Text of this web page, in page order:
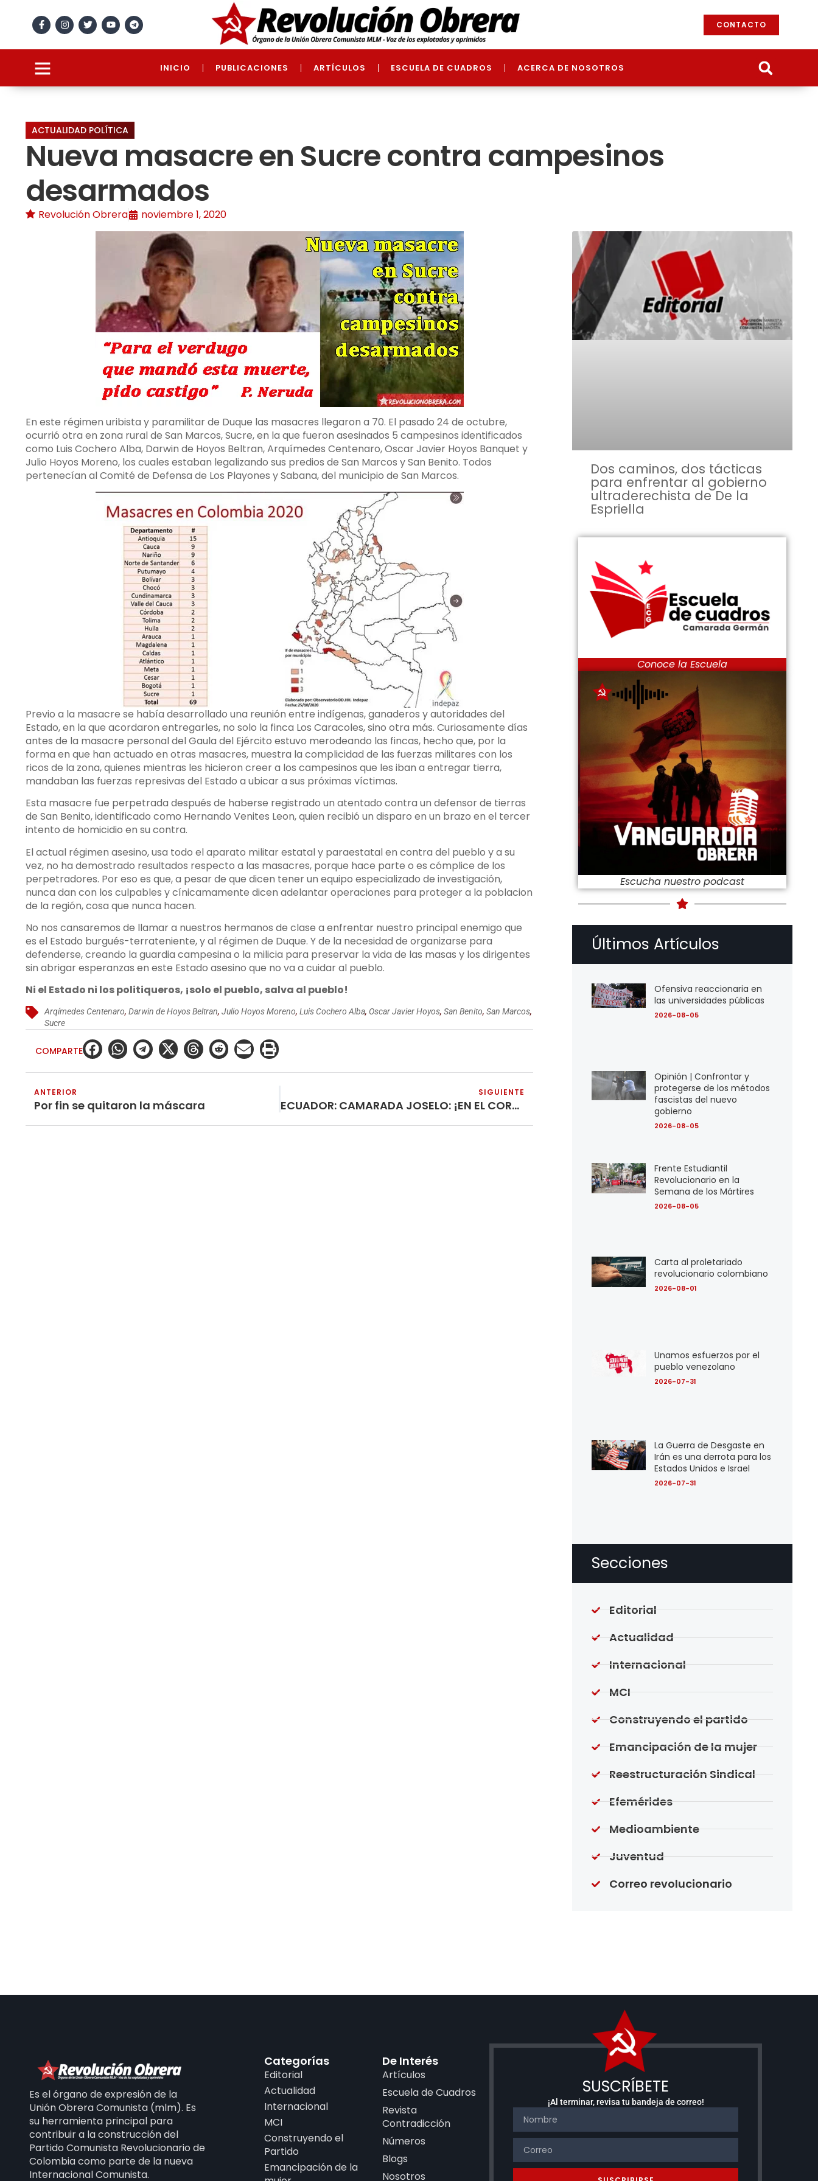
CONTACTO
INICIO PUBLICACIONES ARTÍCULOS ESCUELA DE CUADROS ACERCA DE NOSOTROS
ACTUALIDAD POLÍTICA
Nueva masacre en Sucre contra campesinos
desarmados
Revolución Obrera noviembre 1, 2020
En este régimen uribista y paramilitar de Duque las masacres llegaron a 70. El pasado 24 de octubre,
ocurrió otra en zona rural de San Marcos, Sucre, en la que fueron asesinados 5 campesinos identificados
como Luis Cochero Alba, Darwin de Hoyos Beltran, Arquímedes Centenaro, Oscar Javier Hoyos Banquet y
Julio Hoyos Moreno, los cuales estaban legalizando sus predios de San Marcos y San Benito. Todos
pertenecían al Comité de Defensa de Los Playones y Sabana, del municipio de San Marcos.
Previo a la masacre se había desarrollado una reunión entre indígenas, ganaderos y autoridades del
Estado, en la que acordaron entregarles, no solo la finca Los Caracoles, sino otra más. Curiosamente días
antes de la masacre personal del Gaula del Ejército estuvo merodeando las fincas, hecho que, por la
forma en que han actuado en otras masacres, muestra la complicidad de las fuerzas militares con los
ricos de la zona, quienes mientras les hicieron creer a los campesinos que les iban a entregar tierra,
mandaban las fuerzas represivas del Estado a ubicar a sus próximas víctimas.
Esta masacre fue perpetrada después de haberse registrado un atentado contra un defensor de tierras
de San Benito, identificado como Hernando Venites Leon, quien recibió un disparo en un brazo en el tercer
intento de homicidio en su contra.
El actual régimen asesino, usa todo el aparato militar estatal y paraestatal en contra del pueblo y a su
vez, no ha demostrado resultados respecto a las masacres, porque hace parte o es cómplice de los
perpetradores. Por eso es que, a pesar de que dicen tener un equipo especializado de investigación,
nunca dan con los culpables y cínicamamente dicen adelantar operaciones para proteger a la poblacion
de la región, cosa que nunca hacen.
No nos cansaremos de llamar a nuestros hermanos de clase a enfrentar nuestro principal enemigo que
es el Estado burgués-terrateniente, y al régimen de Duque. Y de la necesidad de organizarse para
defenderse, creando la guardia campesina o la milicia para preservar la vida de las masas y los dirigentes
sin abrigar esperanzas en este Estado asesino que no va a cuidar al pueblo.
Ni el Estado ni los politiqueros, ¡solo el pueblo, salva al pueblo!
Arqímedes Centenaro,Darwin de Hoyos Beltran,Julio Hoyos Moreno,Luis Cochero Alba, Oscar Javier Hoyos,San Benito,San Marcos,
Sucre
COMPARTE
ANTERIOR
Por fin se quitaron la máscara
SIGUIENTE
ECUADOR: CAMARADA JOSELO: ¡EN EL CORAZÓN Y LUCHAS DE LA CLASE Y DE LOS PUEBLOS OPRIMIDOS DEL MUNDO!
Dos caminos, dos tácticas
para enfrentar al gobierno
ultraderechista de De la
Espriella
Conoce la Escuela
Escucha nuestro podcast
Últimos Artículos
Ofensiva reaccionaria en
las universidades públicas
2026-08-05
Opinión | Confrontar y
protegerse de los métodos
fascistas del nuevo
gobierno
2026-08-05
Frente Estudiantil
Revolucionario en la
Semana de los Mártires
2026-08-05
Carta al proletariado
revolucionario colombiano
2026-08-01
Unamos esfuerzos por el
pueblo venezolano
2026-07-31
La Guerra de Desgaste en
Irán es una derrota para los
Estados Unidos e Israel
2026-07-31
Secciones
Editorial
Actualidad
Internacional
MCI
Construyendo el partido
Emancipación de la mujer
Reestructuración Sindical
Efemérides
Medioambiente
Juventud
Correo revolucionario
Es el órgano de expresión de la
Unión Obrera Comunista (mlm). Es
su herramienta principal para
contribuir a la construcción del
Partido Comunista Revolucionario de
Colombia como parte de la nueva
Internacional Comunista.
Categorías
Editorial
Actualidad
Internacional
MCI
Construyendo el
Partido
Emancipación de la
De Interés
Artículos
Escuela de Cuadros
Revista
Contradicción
Números
Blogs
Nosotros
SUSCRÍBETE
¡Al terminar, revisa tu bandeja de correo!